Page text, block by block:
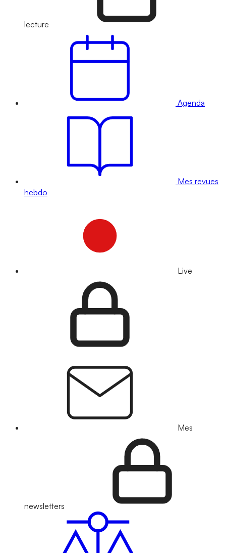
lecture
Agenda
Mes revues
hebdo
Live
Mes
newsletters